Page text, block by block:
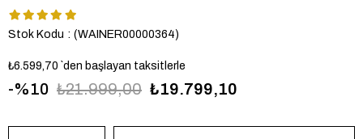
Stok Kodu (WAINER00000364)
₺6.599,70 `den başlayan taksitlerle
10 ₺21.999,00 ₺19.799,10